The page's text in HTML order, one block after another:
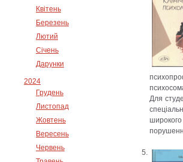
Квітень
Березень
Лютий
Січень
Дарунки
2024
Грудень
Листопад
Жовтень
Вересень
Червень
Для